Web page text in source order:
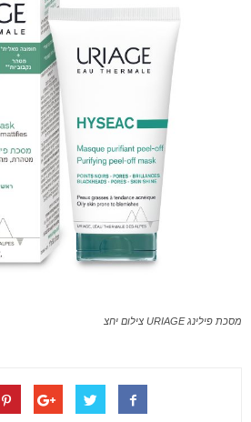
מסכת פילינג URIAGE צילום יחצ